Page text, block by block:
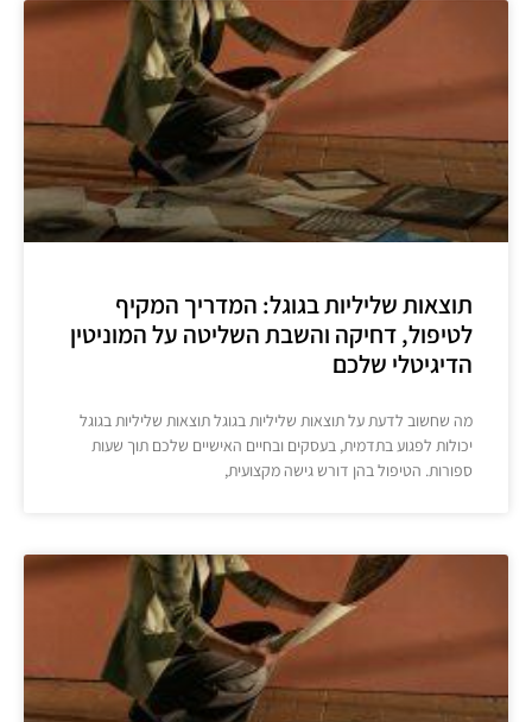
תוצאות שליליות בגוגל: המדריך המקיף
לטיפול, דחיקה והשבת השליטה על המוניטין
הדיגיטלי שלכם
מה שחשוב לדעת על תוצאות שליליות בגוגל תוצאות שליליות בגוגל
יכולות לפגוע בתדמית, בעסקים ובחיים האישיים שלכם תוך שעות
ספורות. הטיפול בהן דורש גישה מקצועית,